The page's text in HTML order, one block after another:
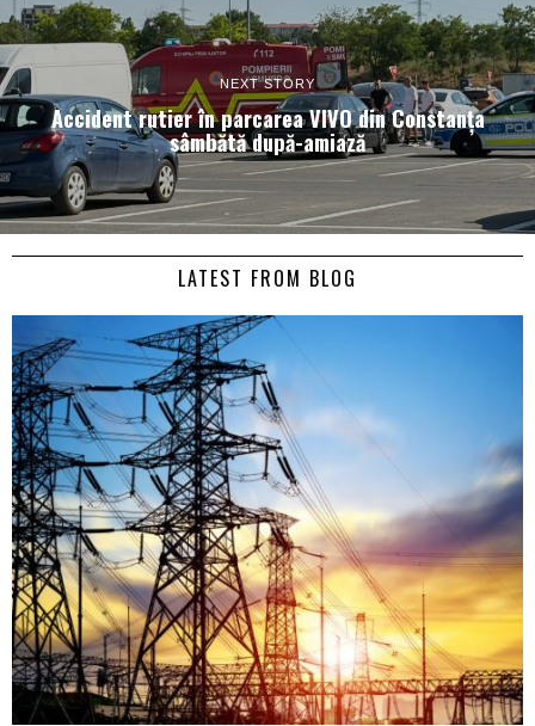
NEXT STORY
Accident rutier în parcarea VIVO din Constanța
sâmbătă după-amiază
LATEST FROM BLOG